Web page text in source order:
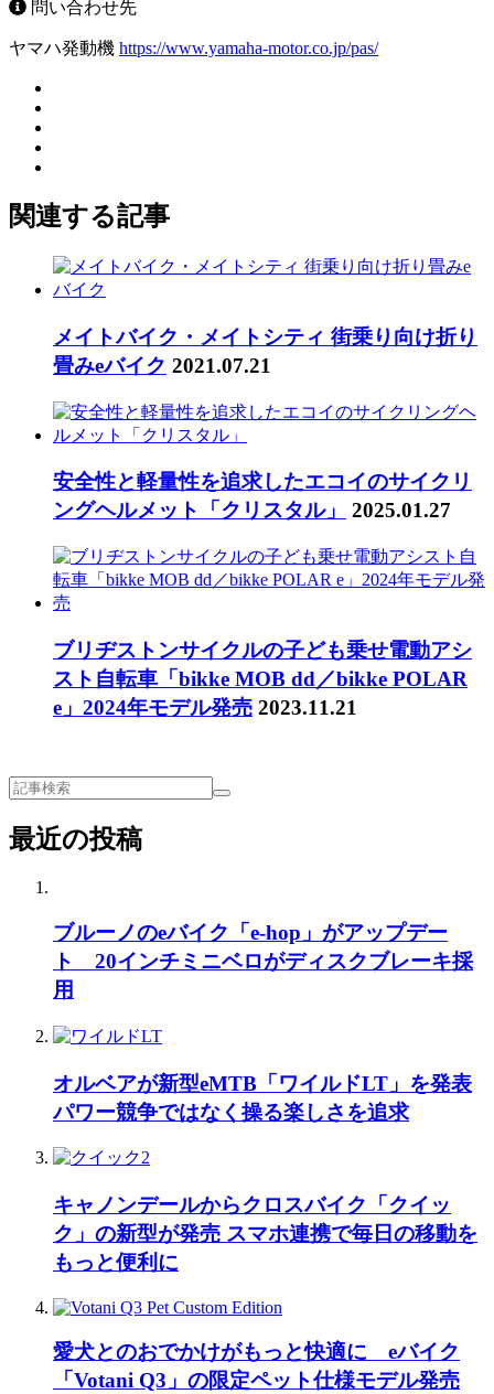
問い合わせ先
ヤマハ発動機 https://www.yamaha-motor.co.jp/pas/
関連する記事
メイトバイク・メイトシティ 街乗り向け折り
畳みeバイク 2021.07.21
安全性と軽量性を追求したエコイのサイクリ
ングヘルメット「クリスタル」
2025.01.27
ブリヂストンサイクルの子ども乗せ電動アシ
スト自転車「bikke MOB dd／bikke POLAR
e」2024年モデル発売 2023.11.21
最近の投稿
ブルーノのeバイク「e-hop」がアップデー
ト 20インチミニベロがディスクブレーキ採
用
オルベアが新型eMTB「ワイルドLT」を発表
パワー競争ではなく操る楽しさを追求
キャノンデールからクロスバイク「クイッ
ク」の新型が発売 スマホ連携で毎日の移動を
もっと便利に
愛犬とのおでかけがもっと快適に eバイク
「Votani Q3」の限定ペット仕様モデル発売